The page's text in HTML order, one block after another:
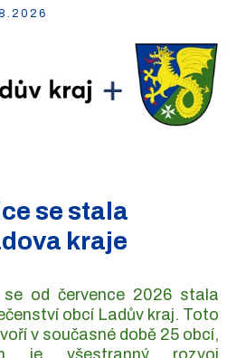
se stala
kraje
se od července 2026 stala
obcí Ladův kraj. Toto
v současné době 25 obcí,
je všestranný rozvoj